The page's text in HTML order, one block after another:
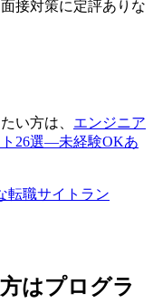
接対策に定評ありな
い方は、 エンジニア
26選―未経験OKあ
転職サイトラン
はプログラ